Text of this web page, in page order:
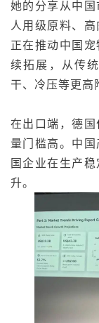
她的分享从中国
人用级原料、高
正在推动中国
续拓展，从传
干、冷压等更高
在出口端，德
量门槛高。中
国企业在生产
升。